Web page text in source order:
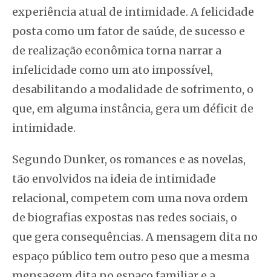
experiência atual de intimidade. A felicidade
posta como um fator de saúde, de sucesso e
de realização econômica torna narrar a
infelicidade como um ato impossível,
desabilitando a modalidade de sofrimento, o
que, em alguma instância, gera um déficit de
intimidade.
Segundo Dunker, os romances e as novelas,
tão envolvidos na ideia de intimidade
relacional, competem com uma nova ordem
de biografias expostas nas redes sociais, o
que gera consequências. A mensagem dita no
espaço público tem outro peso que a mesma